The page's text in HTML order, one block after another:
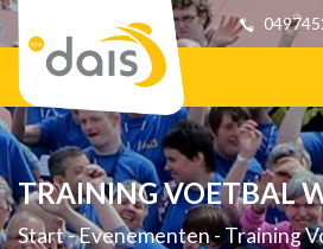
TRAINING VOETBAL
Start-Evenementen-Training